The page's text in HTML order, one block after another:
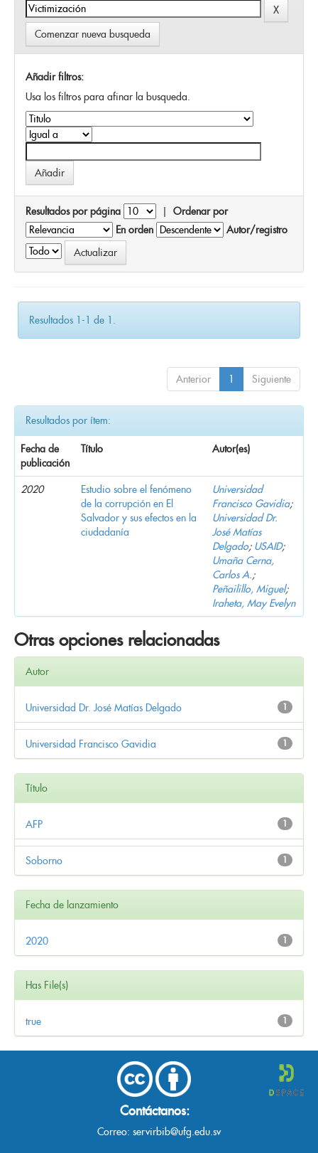
Comenzar nueva busqueda
Añadir filtros:
Usa los filtros para afinar la busqueda.
Resultados por página | Ordenar por
En orden
Autor/registro
Resultados 1-1 de 1.
Anterior 1 Siguiente
Resultados por ítem:
Fecha de
publicación
Título Autor(es)
2020
Estudio sobre el fenómeno
de la corrupción en El
Salvador y sus efectos en la
ciudadanía
Universidad
Francisco Gavidia;
Universidad Dr.
José Matías
Delgado; USAID;
Umaña Cerna,
Carlos A.;
Peñailillo, Miguel;
Iraheta, May Evelyn
Otras opciones relacionadas
Autor
1
Universidad Dr. José Matías Delgado
1
Universidad Francisco Gavidia
Título
1
AFP
1
Soborno
Fecha de lanzamiento
1
2020
Has File(s)
1
true
Contáctanos:
Correo: servirbib@ufg.edu.sv